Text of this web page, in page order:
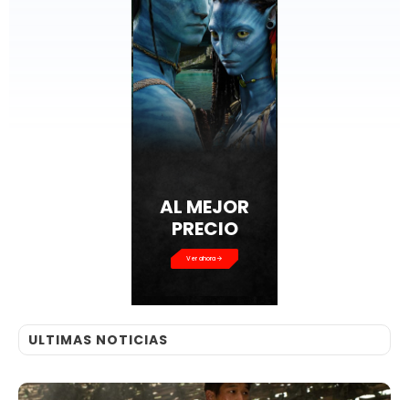
AL MEJOR
PRECIO
Ver ahora
ULTIMAS NOTICIAS